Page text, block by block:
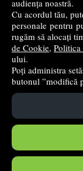
audiența noastră.
Cu acordul tău,
personale pentru
rugăm să alocați
de Cookie, Politica
ului.
Poți administra
butonul ”modifică
©